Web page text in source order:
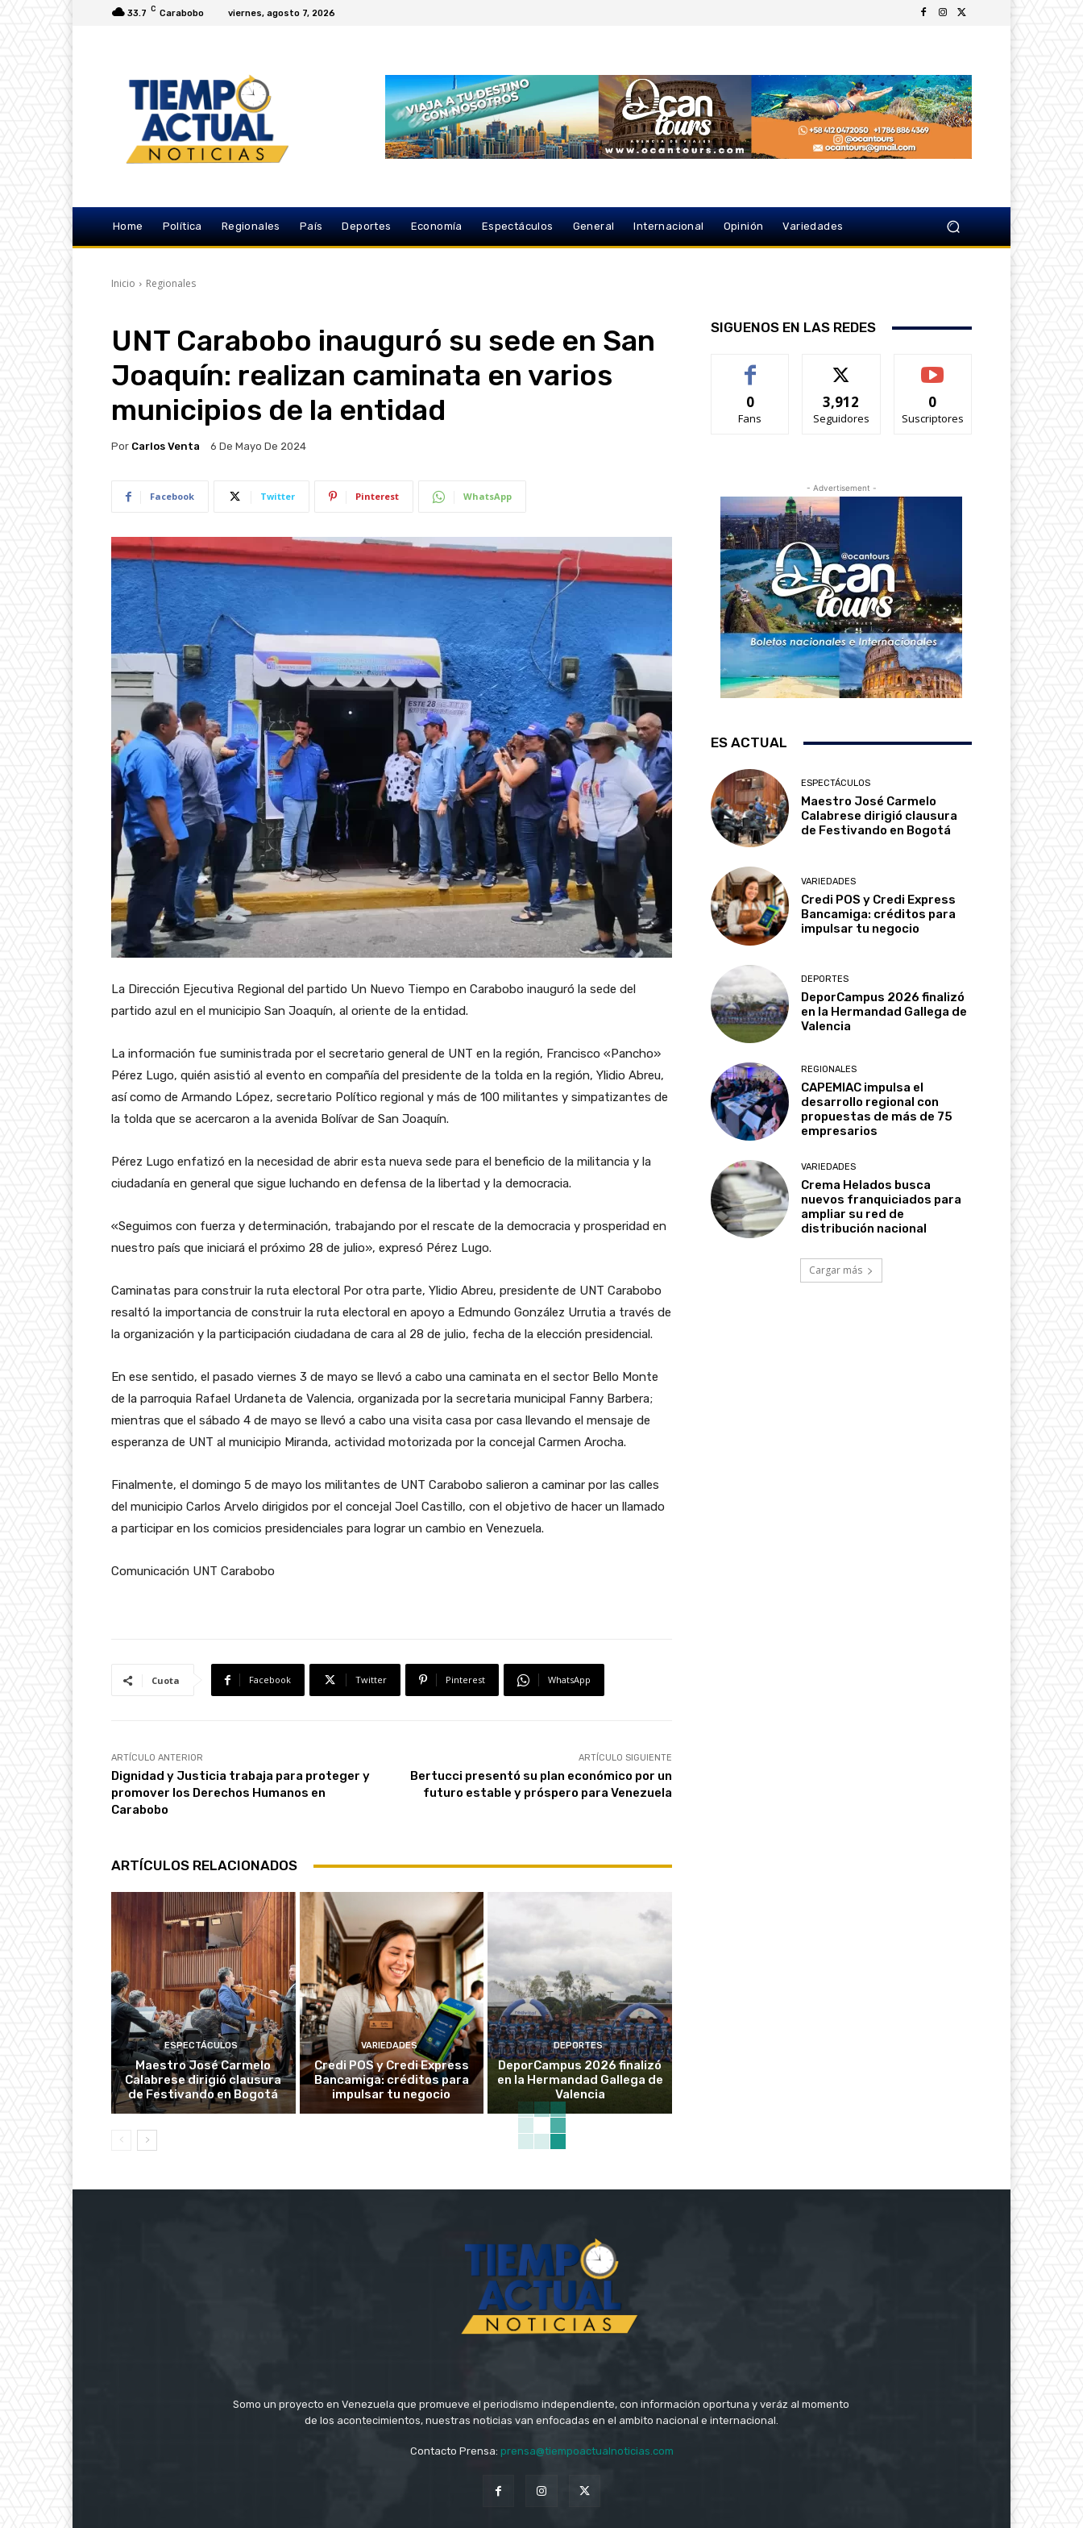
33.7 C Carabobo viernes, agosto 7, 2026
Home Política Regionales País Deportes Economía Espectáculos General Internacional Opinión Variedades
Inicio Regionales
UNT Carabobo inauguró su sede en San
Joaquín: realizan caminata en varios
municipios de la entidad
Por Carlos Venta 6 De Mayo De 2024
Facebook Twitter Pinterest WhatsApp
La Dirección Ejecutiva Regional del partido Un Nuevo Tiempo en Carabobo inauguró la sede del
partido azul en el municipio San Joaquín, al oriente de la entidad.
La información fue suministrada por el secretario general de UNT en la región, Francisco «Pancho»
Pérez Lugo, quién asistió al evento en compañía del presidente de la tolda en la región, Ylidio Abreu,
así como de Armando López, secretario Político regional y más de 100 militantes y simpatizantes de
la tolda que se acercaron a la avenida Bolívar de San Joaquín.
Pérez Lugo enfatizó en la necesidad de abrir esta nueva sede para el beneficio de la militancia y la
ciudadanía en general que sigue luchando en defensa de la libertad y la democracia.
«Seguimos con fuerza y determinación, trabajando por el rescate de la democracia y prosperidad en
nuestro país que iniciará el próximo 28 de julio», expresó Pérez Lugo.
Caminatas para construir la ruta electoral Por otra parte, Ylidio Abreu, presidente de UNT Carabobo
resaltó la importancia de construir la ruta electoral en apoyo a Edmundo González Urrutia a través de
la organización y la participación ciudadana de cara al 28 de julio, fecha de la elección presidencial.
En ese sentido, el pasado viernes 3 de mayo se llevó a cabo una caminata en el sector Bello Monte
de la parroquia Rafael Urdaneta de Valencia, organizada por la secretaria municipal Fanny Barbera;
mientras que el sábado 4 de mayo se llevó a cabo una visita casa por casa llevando el mensaje de
esperanza de UNT al municipio Miranda, actividad motorizada por la concejal Carmen Arocha.
Finalmente, el domingo 5 de mayo los militantes de UNT Carabobo salieron a caminar por las calles
del municipio Carlos Arvelo dirigidos por el concejal Joel Castillo, con el objetivo de hacer un llamado
a participar en los comicios presidenciales para lograr un cambio en Venezuela.
Comunicación UNT Carabobo
Cuota Facebook Twitter Pinterest WhatsApp
ARTÍCULO ANTERIOR
Dignidad y Justicia trabaja para proteger y
promover los Derechos Humanos en
Carabobo
ARTÍCULO SIGUIENTE
Bertucci presentó su plan económico por un
futuro estable y próspero para Venezuela
ARTÍCULOS RELACIONADOS
ESPECTÁCULOS
Maestro José Carmelo
Calabrese dirigió clausura
de Festivando en Bogotá
VARIEDADES
Credi POS y Credi Express
Bancamiga: créditos para
impulsar tu negocio
DEPORTES
DeporCampus 2026 finalizó
en la Hermandad Gallega de
Valencia
SIGUENOS EN LAS REDES
0
Fans
3,912
Seguidores
0
Suscriptores
- Advertisement -
ES ACTUAL
ESPECTÁCULOS
Maestro José Carmelo
Calabrese dirigió clausura
de Festivando en Bogotá
VARIEDADES
Credi POS y Credi Express
Bancamiga: créditos para
impulsar tu negocio
DEPORTES
DeporCampus 2026 finalizó
en la Hermandad Gallega de
Valencia
REGIONALES
CAPEMIAC impulsa el
desarrollo regional con
propuestas de más de 75
empresarios
VARIEDADES
Crema Helados busca
nuevos franquiciados para
ampliar su red de
distribución nacional
Cargar más
Somo un proyecto en Venezuela que promueve el periodismo independiente, con información oportuna y veráz al momento
de los acontecimientos, nuestras noticias van enfocadas en el ambito nacional e internacional.
Contacto Prensa: prensa@tiempoactualnoticias.com